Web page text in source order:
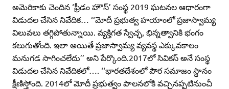
అమెరికాకు చెందిన ‘ఫ్రీడం హౌస్‌’ సంస్థ 2019 ఘటనల ఆధారంగా
విడుదల చేసిన నివేదిక… ‘‘మోదీ ప్రభుత్వ హయాంలో ప్రజాస్వామ్య
విలువలు తగ్గిపోతున్నాయి. వ్యక్తిగత స్వేచ్ఛ, భిన్నత్వానికి భంగం
కలుగుతోంది. ఇలా అయితే ప్రజాస్వామ్య వ్యవస్థ ఎక్కువకాలం
మనుగడ సాగించలేదు’’ అని పేర్కొంది.2017లో సివికస్‌ అనే సంస్థ
విడుదల చేసిన నివేదికలో…. ‘‘భారతదేశంలో పౌర సమాజం స్థానం
క్షీణిస్తోంది. 2014లో మోదీ ప్రభుత్వం పాలనలోకి వచ్చినప్పటినుంచీ